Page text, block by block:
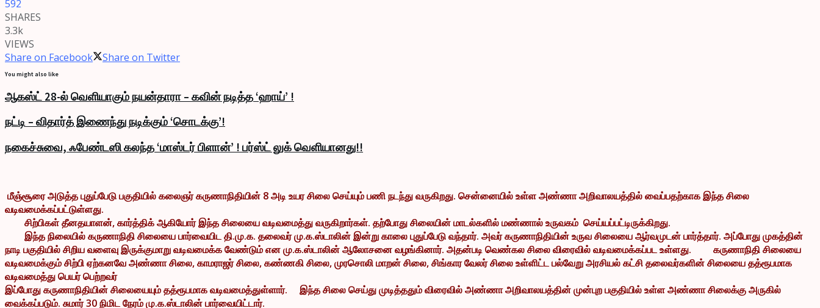
592
SHARES
3.3k
VIEWS
Share on Facebook
Share on Twitter
You might also like
ஆகஸ்ட் 28-ல் வெளியாகும் நயன்தாரா – கவின் நடித்த ‘ஹாய்’ !
நட்டி – விதார்த் இணைந்து நடிக்கும் ‘சொடக்கு’!
நகைச்சுவை, ஃபேண்டஸி கலந்த ‘மாஸ்டர் பிளான்’ ! பர்ஸ்ட் லுக் வெளியானது!!
மீஞ்சூரை அடுத்த புதுப்பேடு பகுதியில் கலைஞர் கருணாநிதியின் 8 அடி உயர சிலை செய்யும் பணி நடந்து வருகிறது. சென்னையில் உள்ள அண்ணா அறிவாலயத்தில் வைப்பதற்காக இந்த சிலை
வடிவமைக்கப்பட்டுள்ளது.
சிற்பிகள் தீனதயாளன், கார்த்திக் ஆகியோர் இந்த சிலையை வடிவமைத்து வருகிறார்கள். தற்போது சிலையின் மாடல்களில் மண்ணால் உருவகம் செய்யப்பட்டிருக்கிறது.
இந்த நிலையில் கருணாநிதி சிலையை பார்வையிட தி.மு.க. தலைவர் மு.க.ஸ்டாலின் இன்று காலை புதுப்பேடு வந்தார். அவர் கருணாநிதியின் உருவ சிலையை ஆர்வமுடன் பார்த்தார். அப்போது முகத்தின்
நாடி பகுதியில் சிறிய வளைவு இருக்குமாறு வடிவமைக்க வேண்டும் என மு.க.ஸ்டாலின் ஆலோசனை வழங்கினார். அதன்படி வெண்கல சிலை விரைவில் வடிவமைக்கப்பட உள்ளது. கருணாநிதி சிலையை
வடிவமைக்கும் சிற்பி ஏற்கனவே அண்ணா சிலை, காமராஜர் சிலை, கண்ணகி சிலை, முரசொலி மாறன் சிலை, சிங்கார வேலர் சிலை உள்ளிட்ட பல்வேறு அரசியல் கட்சி தலைவர்களின் சிலையை தத்ரூபமாக
வடிவமைத்து பெயர் பெற்றவர்
இப்போது கருணாநிதியின் சிலையையும் தத்ரூபமாக வடிவமைத்துள்ளார். இந்த சிலை செய்து முடித்ததும் விரைவில் அண்ணா அறிவாலயத்தின் முன்புற பகுதியில் உள்ள அண்ணா சிலைக்கு அருகில்
வைக்கப்படும். சுமார் 30 நிமிட நேரம் மு.க.ஸ்டாலின் பார்வையிட்டார்.